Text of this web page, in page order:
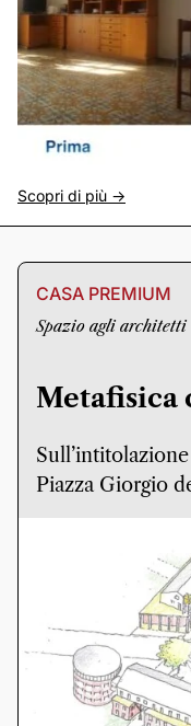
Scopri di più ->
CASA PREMIUM
Spazio agli architetti
Metafisica
Piazza Giorgio